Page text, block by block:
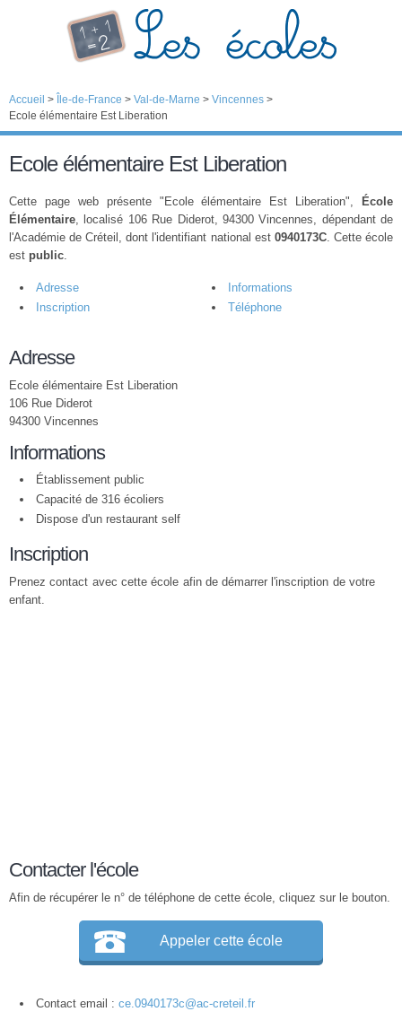
Accueil > Île-de-France > Val-de-Marne > Vincennes >
Ecole élémentaire Est Liberation
Ecole élémentaire Est Liberation
Cette page web présente "Ecole élémentaire Est Liberation",
École
Élémentaire, localisé 106 Rue Diderot, 94300 Vincennes, dépendant de
l'Académie de Créteil, dont l'identifiant national est 0940173C. Cette école
est public.
Adresse
Informations
Inscription
Téléphone
Adresse
Ecole élémentaire Est Liberation
106 Rue Diderot
94300 Vincennes
Informations
Établissement public
Capacité de 316 écoliers
Dispose d'un restaurant self
Inscription
Prenez contact avec cette école afin de démarrer l'inscription de votre
enfant.
Contacter l'école
Afin de récupérer le n° de téléphone de cette école, cliquez sur le bouton.
Appeler cette école
Contact email : ce.0940173c@ac-creteil.fr